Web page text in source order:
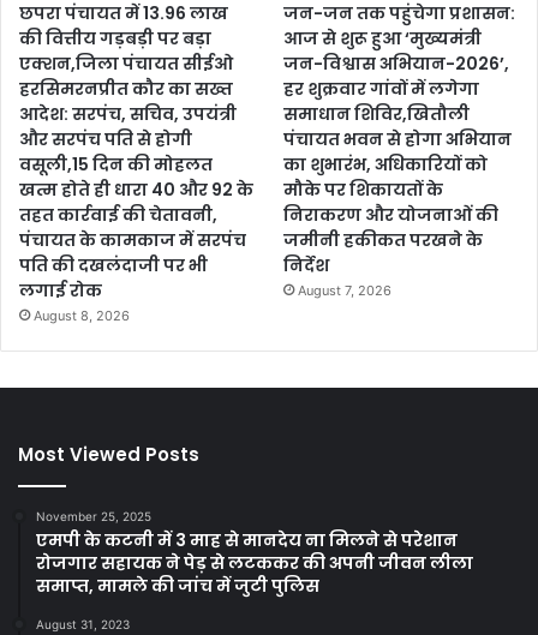
छपरा पंचायत में 13.96 लाख
की वित्तीय गड़बड़ी पर बड़ा
एक्शन,जिला पंचायत सीईओ
हरसिमरनप्रीत कौर का सख्त
आदेश: सरपंच, सचिव, उपयंत्री
और सरपंच पति से होगी
वसूली,15 दिन की मोहलत
खत्म होते ही धारा 40 और 92 के
तहत कार्रवाई की चेतावनी,
पंचायत के कामकाज में सरपंच
पति की दखलंदाजी पर भी
लगाई रोक
August 8, 2026
जन-जन तक पहुंचेगा प्रशासन:
आज से शुरू हुआ ‘मुख्यमंत्री
जन-विश्वास अभियान-2026’,
हर शुक्रवार गांवों में लगेगा
समाधान शिविर,खितौली
पंचायत भवन से होगा अभियान
का शुभारंभ, अधिकारियों को
मौके पर शिकायतों के
निराकरण और योजनाओं की
जमीनी हकीकत परखने के
निर्देश
August 7, 2026
Most Viewed Posts
November 25, 2025
एमपी के कटनी में 3 माह से मानदेय ना मिलने से परेशान
रोजगार सहायक ने पेड़ से लटककर की अपनी जीवन लीला
समाप्त, मामले की जांच में जुटी पुलिस
August 31, 2023